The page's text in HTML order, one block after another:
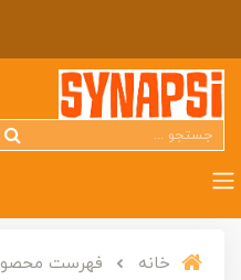
خانه فهرست